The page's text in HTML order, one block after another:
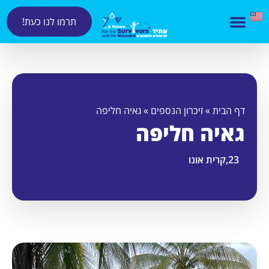
תרמו לנו כעת!
דף הבית»זיכרון הנספים »גאיה חליפה
גאיה חליפה
23,קרית אונו